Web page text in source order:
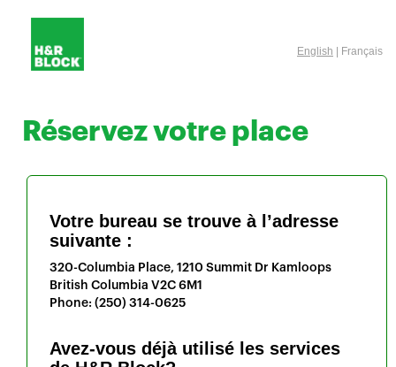
English | Français
Réservez votre place
Votre bureau se trouve à l’adresse
suivante :
320-Columbia Place, 1210 Summit Dr Kamloops
British Columbia V2C 6M1
Phone: (250) 314-0625
Avez-vous déjà utilisé les services